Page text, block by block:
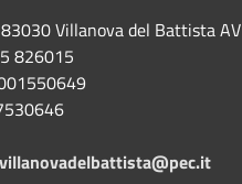
Villanova del Battista AV
826015